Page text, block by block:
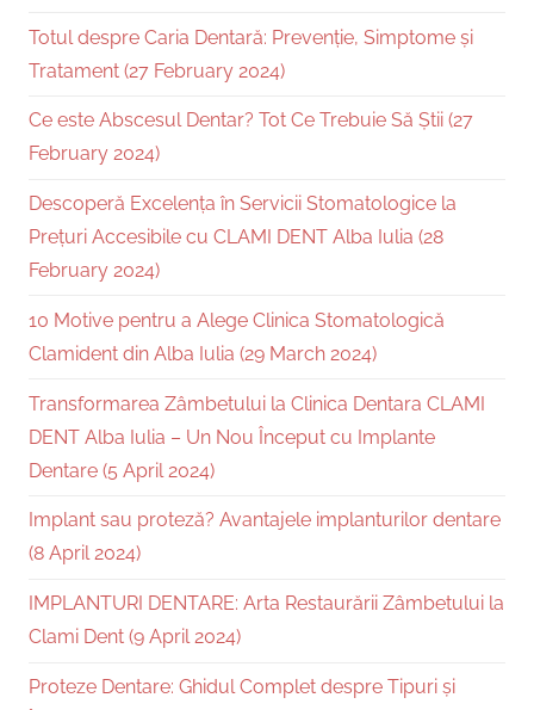
Totul despre Caria Dentară: Prevenție, Simptome și
Tratament (27 February 2024)
Ce este Abscesul Dentar? Tot Ce Trebuie Să Știi (27
February 2024)
Descoperă Excelența în Servicii Stomatologice la
Prețuri Accesibile cu CLAMI DENT Alba Iulia (28
February 2024)
10 Motive pentru a Alege Clinica Stomatologică
Clamident din Alba Iulia (29 March 2024)
Transformarea Zâmbetului la Clinica Dentara CLAMI
DENT Alba Iulia – Un Nou Început cu Implante
Dentare (5 April 2024)
Implant sau proteză? Avantajele implanturilor dentare
(8 April 2024)
IMPLANTURI DENTARE: Arta Restaurării Zâmbetului la
Clami Dent (9 April 2024)
Proteze Dentare: Ghidul Complet despre Tipuri și